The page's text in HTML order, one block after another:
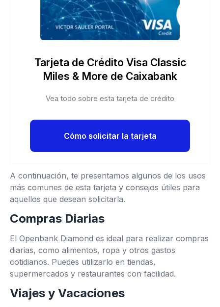
Tarjeta de Crédito Visa Classic
Miles & More de Caixabank
Vea todo sobre esta tarjeta de crédito
Cómo solicitar la tarjeta
A continuación, te presentamos algunos de los usos
más comunes de esta tarjeta y consejos útiles para
aquellos que desean solicitarla.
Compras Diarias
El Openbank Diamond es ideal para realizar compras
diarias, como alimentos, ropa y otros gastos
cotidianos. Puedes utilizarlo en tiendas,
supermercados y restaurantes con facilidad.
Viajes y Vacaciones